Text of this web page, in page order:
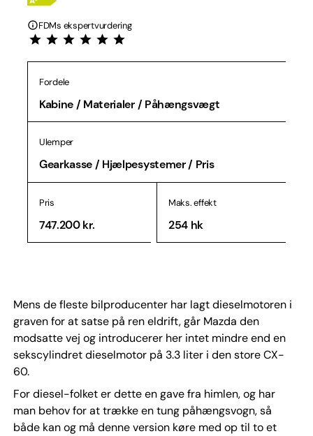
FDMs ekspertvurdering
Fordele
Kabine / Materialer / Påhængsvægt
Ulemper
Gearkasse / Hjælpesystemer / Pris
Pris
747.200 kr.
Maks. effekt
254 hk
Mens de fleste bilproducenter har lagt dieselmotoren i
graven for at satse på ren eldrift, går Mazda den
modsatte vej og introducerer her intet mindre end en
sekscylindret dieselmotor på 3.3 liter i den store CX-
60.
For diesel-folket er dette en gave fra himlen, og har
man behov for at trække en tung påhængsvogn, så
både kan og må denne version køre med op til to et